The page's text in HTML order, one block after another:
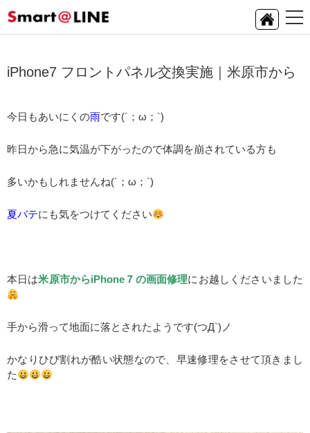
iPhone7 フロントパネル交換実施｜米原市から
今日もあいにくの雨です(´；ω；`)
昨日から急に気温が下がったので体調を崩されている方も
多いかもしれませんね(´；ω；`)
夏バテにも気をつけてください
本日は米原市からiPhone７の画面修理にお越しくださいました
手から滑って地面に落とされたようです(つД`)ノ
かなりひび割れが酷い状態なので、早速修理をさせて頂きまし
た